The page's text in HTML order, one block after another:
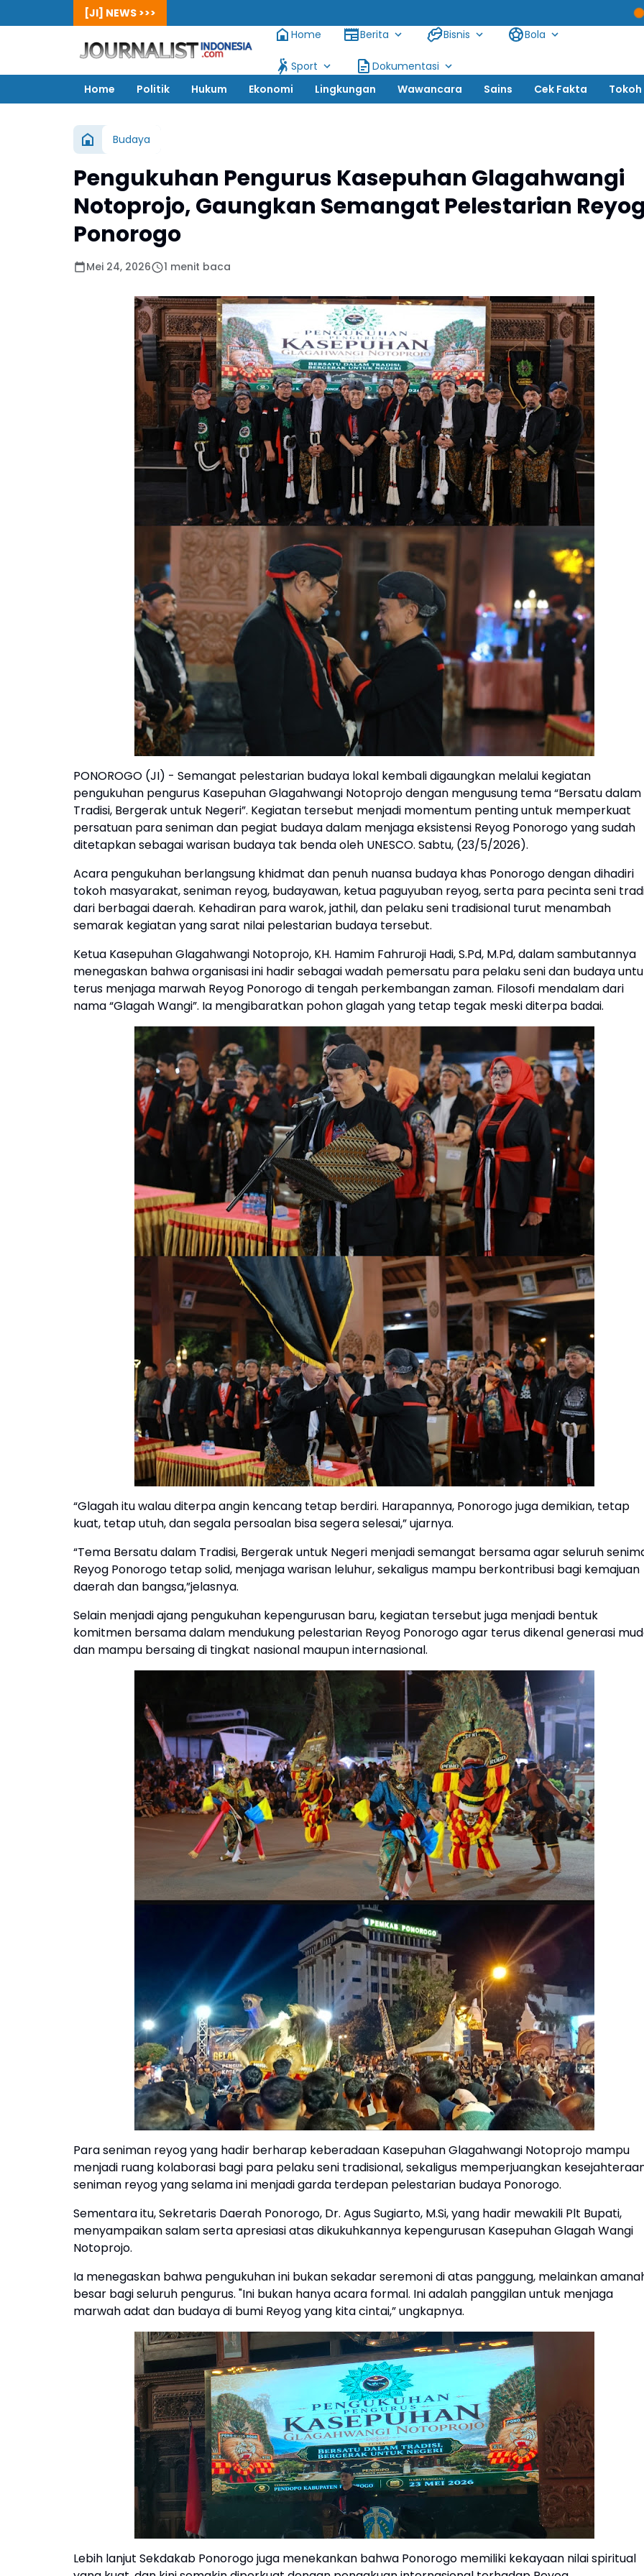
[JI] NEWS >>>
Siswanto, SH:
Home
Berita Bisnis Bola
Sport
Dokumentasi
Home
Politik Hukum Ekonomi Lingkungan Wawancara Sains Cek Fakta Tokoh
Budaya
Pengukuhan Pengurus Kasepuhan Glagahwangi
Notoprojo, Gaungkan Semangat Pelestarian
Ponorogo
Mei 24, 2026 1 menit baca
PONOROGO (JI) - Semangat pelestarian budaya lokal kembali digaungkan melalui kegiatan
pengukuhan pengurus Kasepuhan Glagahwangi Notoprojo dengan mengusung tema “Bersatu dalam
Tradisi, Bergerak untuk Negeri”. Kegiatan tersebut menjadi momentum penting untuk memperkuat
persatuan para seniman dan pegiat budaya dalam menjaga eksistensi Reyog Ponorogo yang sudah
ditetapkan sebagai warisan budaya tak benda oleh UNESCO. Sabtu, (23/5/2026).
Acara pengukuhan berlangsung khidmat dan penuh nuansa budaya khas Ponorogo dengan dihadiri
tokoh masyarakat, seniman reyog, budayawan, ketua paguyuban reyog, serta para pecinta seni
dari berbagai daerah. Kehadiran para warok, jathil, dan pelaku seni tradisional turut menambah
semarak kegiatan yang sarat nilai pelestarian budaya tersebut.
Ketua Kasepuhan Glagahwangi Notoprojo, KH. Hamim Fahruroji Hadi, S.Pd, M.Pd, dalam sambutannya
menegaskan bahwa organisasi ini hadir sebagai wadah pemersatu para pelaku seni dan budaya
terus menjaga marwah Reyog Ponorogo di tengah perkembangan zaman. Filosofi mendalam dari
nama “Glagah Wangi”. Ia mengibaratkan pohon glagah yang tetap tegak meski diterpa badai.
“Glagah itu walau diterpa angin kencang tetap berdiri. Harapannya, Ponorogo juga demikian, tetap
kuat, tetap utuh, dan segala persoalan bisa segera selesai,” ujarnya.
“Tema Bersatu dalam Tradisi, Bergerak untuk Negeri menjadi semangat bersama agar seluruh
Reyog Ponorogo tetap solid, menjaga warisan leluhur, sekaligus mampu berkontribusi bagi kemajuan
daerah dan bangsa,”jelasnya.
Selain menjadi ajang pengukuhan kepengurusan baru, kegiatan tersebut juga menjadi bentuk
komitmen bersama dalam mendukung pelestarian Reyog Ponorogo agar terus dikenal generasi
dan mampu bersaing di tingkat nasional maupun internasional.
Para seniman reyog yang hadir berharap keberadaan Kasepuhan Glagahwangi Notoprojo mampu
menjadi ruang kolaborasi bagi para pelaku seni tradisional, sekaligus memperjuangkan
seniman reyog yang selama ini menjadi garda terdepan pelestarian budaya Ponorogo.
Sementara itu, Sekretaris Daerah Ponorogo, Dr. Agus Sugiarto, M.Si, yang hadir mewakili Plt Bupati,
menyampaikan salam serta apresiasi atas dikukuhkannya kepengurusan Kasepuhan Glagah Wangi
Notoprojo.
Ia menegaskan bahwa pengukuhan ini bukan sekadar seremoni di atas panggung, melainkan
besar bagi seluruh pengurus. "Ini bukan hanya acara formal. Ini adalah panggilan untuk menjaga
marwah adat dan budaya di bumi Reyog yang kita cintai,” ungkapnya.
Lebih lanjut Sekdakab Ponorogo juga menekankan bahwa Ponorogo memiliki kekayaan nilai spiritual